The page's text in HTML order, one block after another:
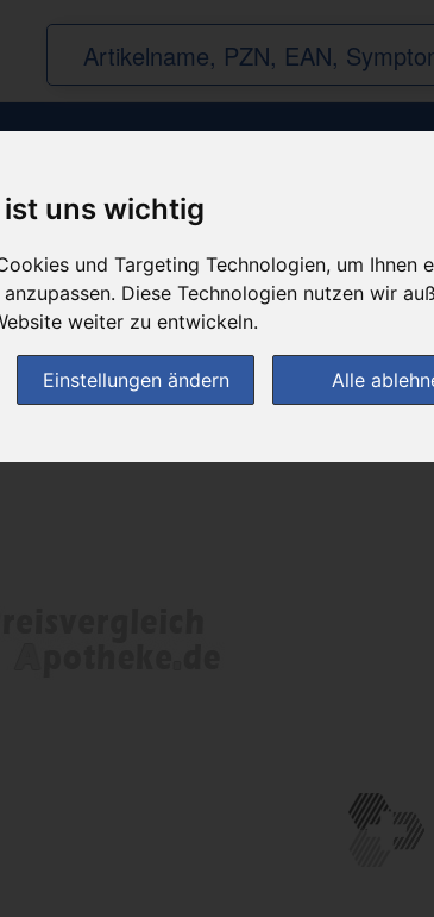
uns wichtig
und Targeting Technologien, um
Diese Technologien nutzen wir
weiter zu entwickeln.
Einstellungen ändern Alle
Produkt empfehlen